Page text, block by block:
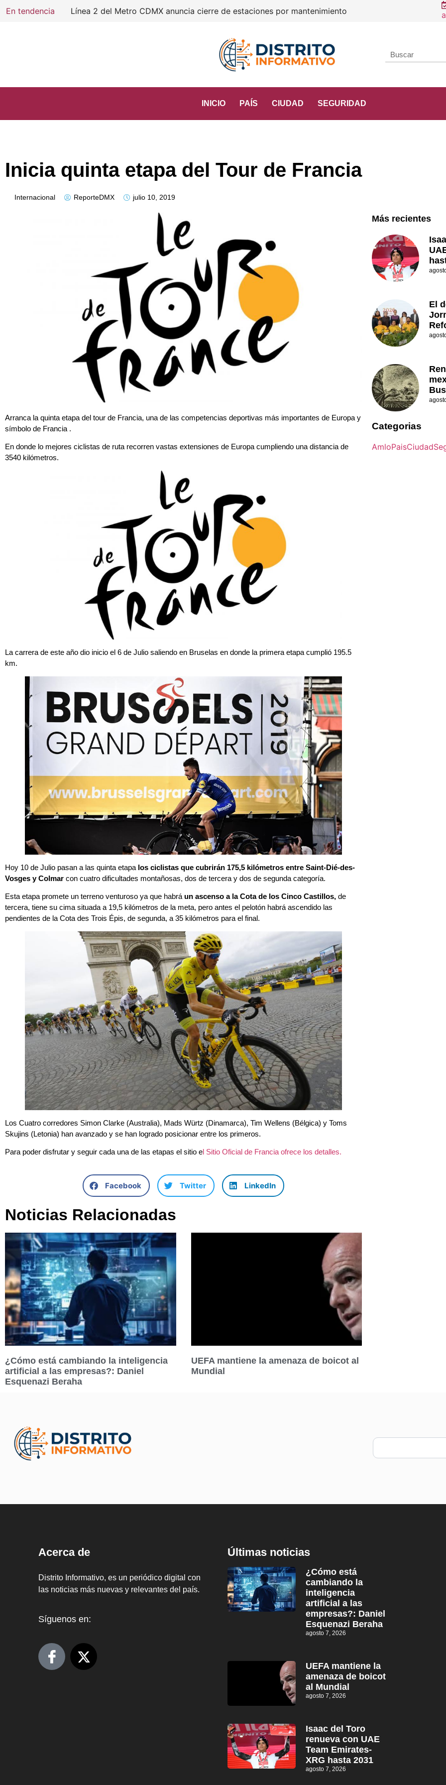
En tendencia
INICIO PAÍS CIUDAD SEGURIDAD
Inicia quinta etapa del Tour de Francia
Internacional ReporteDMX julio 10, 2019
Arranca la quinta etapa del tour de Francia, una de las competencias deportivas más importantes de Europa y
símbolo de Francia .
En donde lo mejores ciclistas de ruta recorren vastas extensiones de Europa cumpliendo una distancia de
3540 kilómetros.
La carrera de este año dio inicio el 6 de Julio saliendo en Bruselas en donde la primera etapa cumplió 195.5
km.
Hoy 10 de Julio pasan a las quinta etapa los ciclistas que cubrirán 175,5 kilómetros entre Saint-Dié-des-
Vosges y Colmar con cuatro dificultades montañosas, dos de tercera y dos de segunda categoría.
Esta etapa promete un terreno venturoso ya que habrá un ascenso a la Cota de los Cinco Castillos, de
tercera, tiene su cima situada a 19,5 kilómetros de la meta, pero antes el pelotón habrá ascendido las
pendientes de la Cota des Trois Épis, de segunda, a 35 kilómetros para el final.
Los Cuatro corredores Simon Clarke (Australia), Mads Würtz (Dinamarca), Tim Wellens (Bélgica) y Toms
Skujins (Letonia) han avanzado y se han logrado posicionar entre los primeros.
Para poder disfrutar y seguir cada una de las etapas el sitio el Sitio Oficial de Francia ofrece los detalles.
Facebook Twitter LinkedIn
Noticias Relacionadas
¿Cómo está cambiando la inteligencia
artificial a las empresas?: Daniel
Esquenazi Beraha
UEFA mantiene la amenaza de boicot al
Mundial
Más recientes
El
Categorias
AmloPaisCiudad
Acerca de
Distrito Informativo, es un periódico digital con
las noticias más nuevas y relevantes del país.
Síguenos en:
Últimas noticias
¿Cómo está
cambiando la
inteligencia
artificial a las
empresas?: Daniel
Esquenazi Beraha
agosto 7, 2026
UEFA mantiene la
amenaza de boicot
al Mundial
agosto 7, 2026
Isaac del Toro
renueva con UAE
Team Emirates-
XRG hasta 2031
agosto 7, 2026